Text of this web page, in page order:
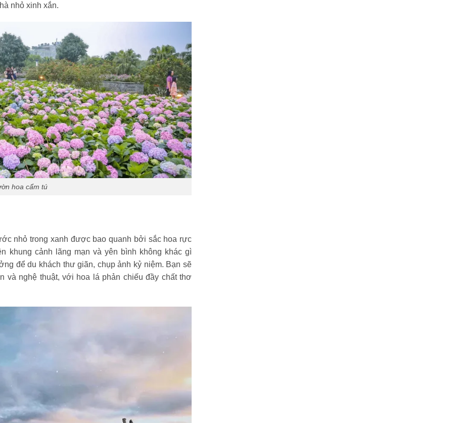
nhỏ xinh xắn.
hoa cẩm tú
nhỏ trong xanh được bao quanh bởi sắc hoa rực
khung cảnh lãng mạn và yên bình không khác gì
để du khách thư giãn, chụp ảnh kỷ niệm. Bạn sẽ
và nghệ thuật, với hoa lá phản chiếu đầy chất thơ